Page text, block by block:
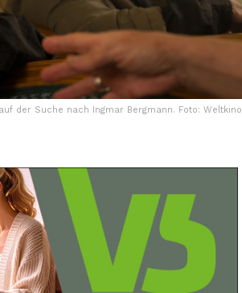
der Suche nach Ingmar Bergmann. Foto: Weltkino